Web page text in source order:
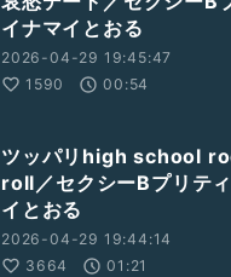
イナマイとおる
2026-04-29 19:45:47
1590
00:54
ツッパリhigh school
roll／セクシーBプリテ
イとおる
2026-04-29 19:44:14
3664
01:21